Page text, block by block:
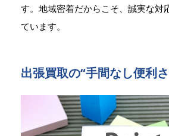
す。地域密着だからこそ、誠実な対
ています。
出張買取の“手間なし便利